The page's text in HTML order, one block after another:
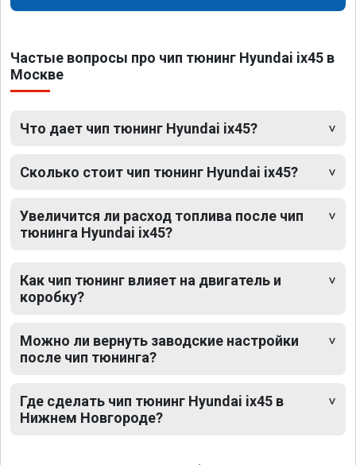
Частые вопросы про чип тюнинг Hyundai ix45 в
Москве
Что дает чип тюнинг Hyundai ix45?
Сколько стоит чип тюнинг Hyundai ix45?
Увеличится ли расход топлива после чип
тюнинга Hyundai ix45?
Как чип тюнинг влияет на двигатель и
коробку?
Можно ли вернуть заводские настройки
после чип тюнинга?
Где сделать чип тюнинг Hyundai ix45 в
Нижнем Новгороде?